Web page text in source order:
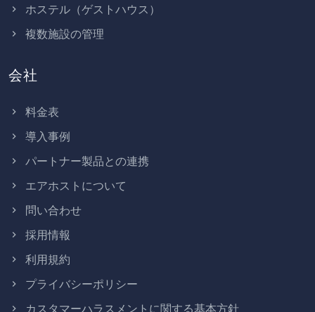
ホステル（ゲストハウス）
複数施設の管理
会社
料金表
導入事例
パートナー製品との連携
エアホストについて
問い合わせ
採用情報
利用規約
プライバシーポリシー